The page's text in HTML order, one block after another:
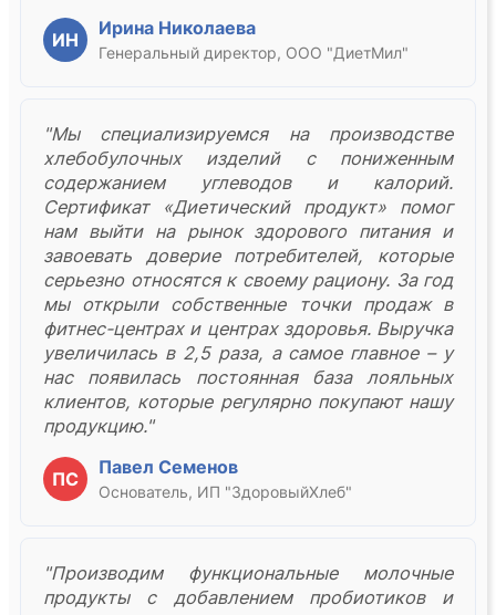
ИН
Ирина Николаева
Генеральный директор, ООО "ДиетМил"
"Мы специализируемся на производстве
хлебобулочных изделий с пониженным
содержанием углеводов и калорий.
Сертификат «Диетический продукт» помог
нам выйти на рынок здорового питания и
завоевать доверие потребителей, которые
серьезно относятся к своему рациону. За год
мы открыли собственные точки продаж в
фитнес-центрах и центрах здоровья. Выручка
увеличилась в 2,5 раза, а самое главное – у
нас появилась постоянная база лояльных
клиентов, которые регулярно покупают нашу
продукцию."
ПС
Павел Семенов
Основатель, ИП "ЗдоровыйХлеб"
"Производим функциональные молочные
продукты с добавлением пробиотиков и